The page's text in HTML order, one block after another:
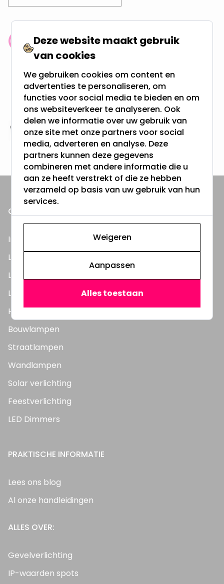
Klantenbeoordeling: 9.4/10
meer dan 100.000 klanten gingen u voor
Gratis verzending + snel geleverd
Vanaf EUR100,- naar NL & BE
& 100 dagen recht op retour
Altijd uit eigen voorraad
3000m2 - 60.000+ Producten
ONZE PRODUCTEN
Inbouwspots
LED Lampen
LED TL Buizen
LED Panelen
Highbay's / Ufo's
Bouwlampen
Straatlampen
Wandlampen
Solar verlichting
Feestverlichting
LED Dimmers
PRAKTISCHE INFORMATIE
Lees ons blog
Al onze handleidingen
ALLES OVER:
Gevelverlichting
IP-waarden spots
Deze website maakt gebruik
van cookies
We gebruiken cookies om content en
advertenties te personaliseren, om
functies voor social media te bieden en om
ons websiteverkeer te analyseren. Ook
delen we informatie over uw gebruik van
onze site met onze partners voor social
media, adverteren en analyse. Deze
partners kunnen deze gegevens
combineren met andere informatie die u
aan ze heeft verstrekt of die ze hebben
verzameld op basis van uw gebruik van hun
services.
Weigeren
Aanpassen
Alles toestaan